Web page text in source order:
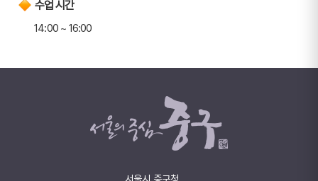
수업 시간
14:00 ~ 16:00